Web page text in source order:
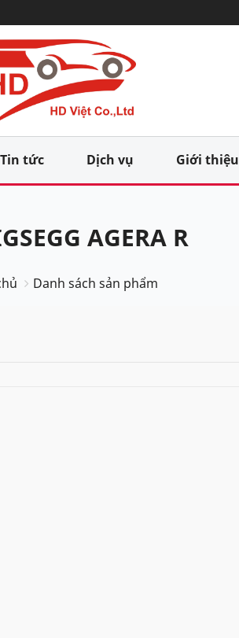
Tin tức Dịch vụ Giới thiệu
AGERA R
Danh sách sản phẩm